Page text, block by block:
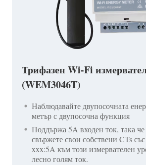
Трифазен Wi-Fi
(WEM3046T)
Наблюдавайте двупосочната
метър с двупосочна функция
Поддържа 5A входен ток, така
свържете свои собствени CTs
xxx:5A към този измервателен
лесно голям ток.